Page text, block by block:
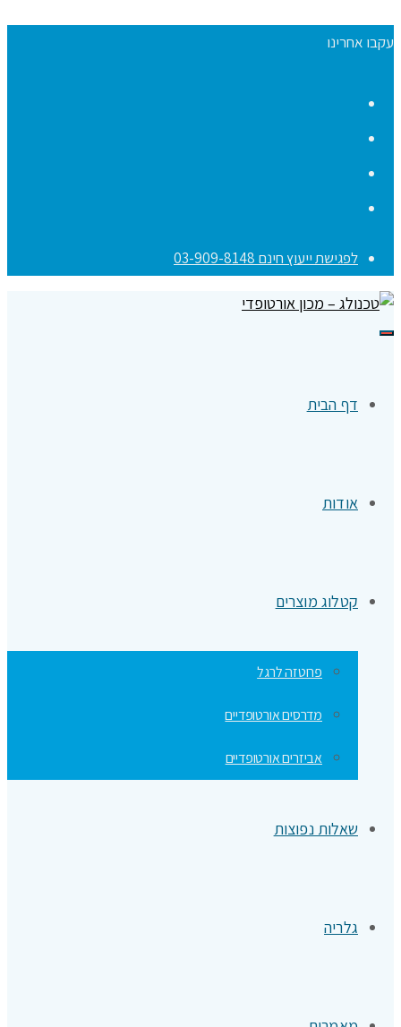
עקבו אחרינו
לפגישת ייעוץ חינם 03-909-8148
תפריט
דף הבית
אודות
קטלוג מוצרים
פרוטזה לרגל
מדרסים אורטופדיים
אביזרים אורטופדיים
שאלות נפוצות
גלריה